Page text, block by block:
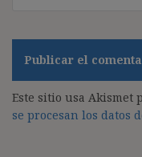
Este sitio usa Akismet
se procesan los datos